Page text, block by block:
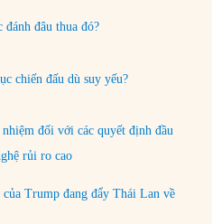
đâu thua đó?
chiến đấu dù suy yếu?
đối với các quyết định đầu
rủi ro cao
của Trump đang đẩy Thái Lan về